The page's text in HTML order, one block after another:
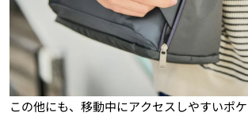
この他にも、移動中にアクセスしやすいポ